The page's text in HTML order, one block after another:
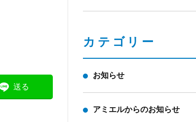
送る
カテゴリー
お知らせ
アミエルからのお知らせ